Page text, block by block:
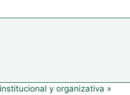
y organizativa »